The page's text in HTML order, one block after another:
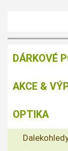
DÁRKOVÉ
AKCE &
OPTIKA